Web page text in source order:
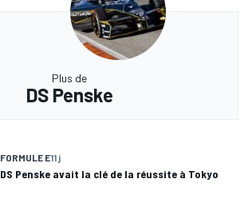
Plus de
DS Penske
FORMULE E11 j
DS Penske avait la clé de la réussite à Tokyo